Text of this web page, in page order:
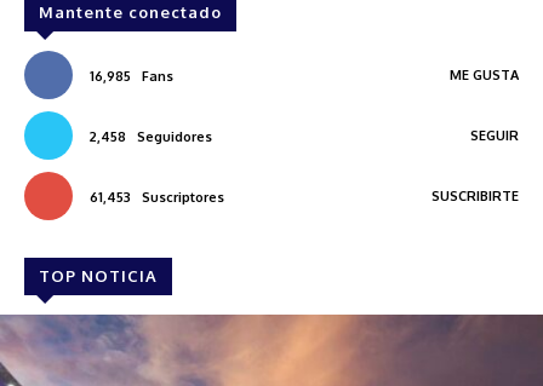
Mantente conectado
16,985 Fans ME GUSTA
2,458 Seguidores SEGUIR
61,453 Suscriptores SUSCRIBIRTE
TOP NOTICIA